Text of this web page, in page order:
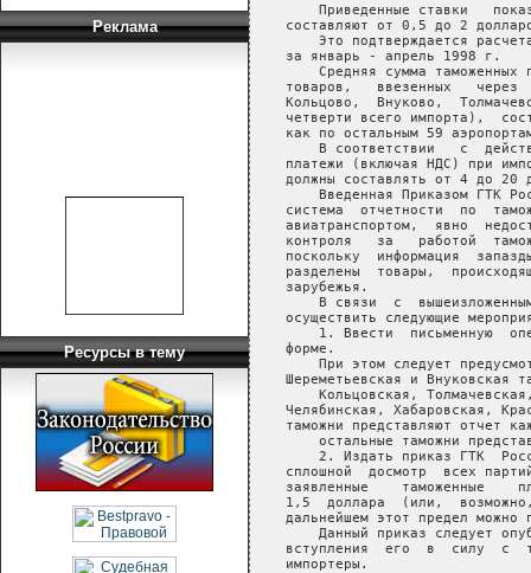
Реклама
Ресурсы в тему
Приведенные ставки
составляют от 0,5 до 2
Это подтверждается
   за январь - апрель 1998 г.
Средняя сумма таможенных
товаров,   ввезенных   через
Кольцово,  Внуково,
четверти всего импорта),
как по остальным 59
В соответствии   с
платежи (включая НДС) при
должны составлять от 4 до 20
Введенная Приказом ГТК
система  отчетности  по
авиатранспортом,  явно
контроля   за   работой
поскольку  информация
разделены  товары,
   зарубежья.
В связи  с
осуществить следующие
1. Ввести  письменную
   форме.
При этом следует
Шереметьевская и Внуковская
Кольцовская,
Челябинская, Хабаровская,
таможни представляют отчет
остальные таможни
2. Издать приказ ГТК
сплошной  досмотр  всех
заявленные    таможенные
1,5  доллара  (или,
дальнейшем этот предел можно
Данный приказ следует
вступления  его  в  силу  с
   импортеры.